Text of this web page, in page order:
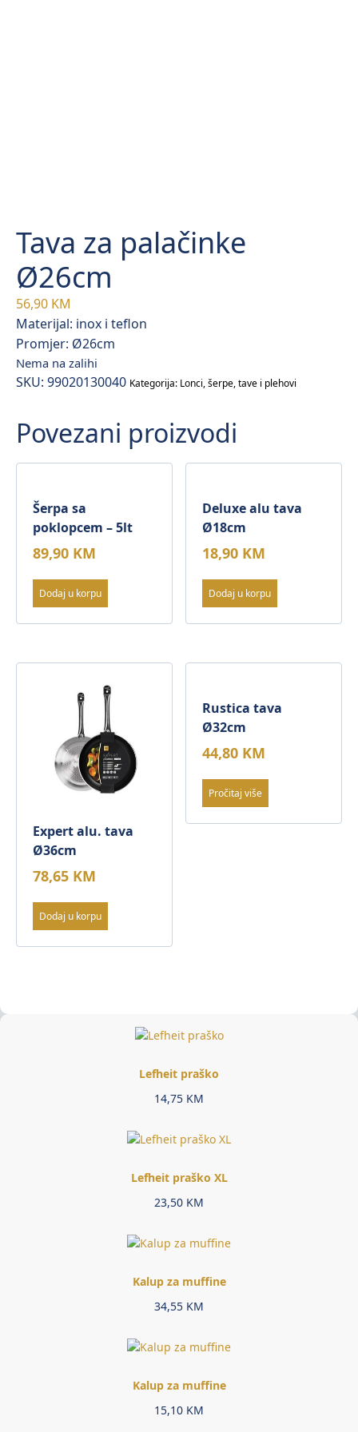
Tava za palačinke
Ø26cm
56,90 KM
Materijal: inox i teflon
Promjer: Ø26cm
Nema na zalihi
SKU: 99020130040 Kategorija: Lonci, šerpe, tave i plehovi
Povezani proizvodi
Šerpa sa
poklopcem – 5lt
89,90 KM
Dodaj u korpu
Deluxe alu tava
Ø18cm
18,90 KM
Dodaj u korpu
Expert alu. tava
Ø36cm
78,65 KM
Dodaj u korpu
Rustica tava
Ø32cm
44,80 KM
Pročitaj više
Lefheit praško
14,75 KM
Lefheit praško XL
23,50 KM
Kalup za muffine
34,55 KM
Kalup za muffine
15,10 KM